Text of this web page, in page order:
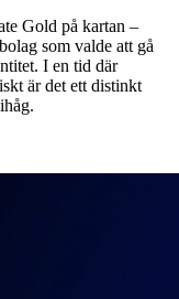
Gold på kartan –
som valde att gå
I en tid där
är det ett distinkt